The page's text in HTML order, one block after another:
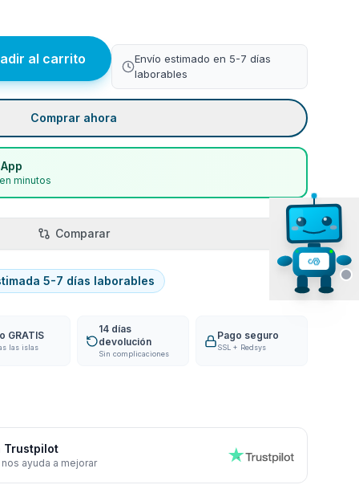
al carrito
Envío estimado en 5-7 días
laborables
Comprar ahora
minutos
Comparar
5-7 días laborables
GRATIS
las islas
14 días
devolución
Sin complicaciones
Pago seguro
SSL + Redsys
Trustpilot
ayuda a mejorar